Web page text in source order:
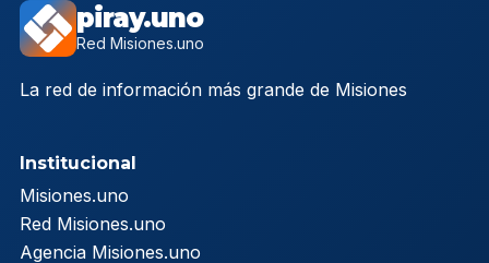
piray.uno
Red Misiones.uno
La red de información más grande de Misiones
Institucional
Misiones.uno
Red Misiones.uno
Agencia Misiones.uno